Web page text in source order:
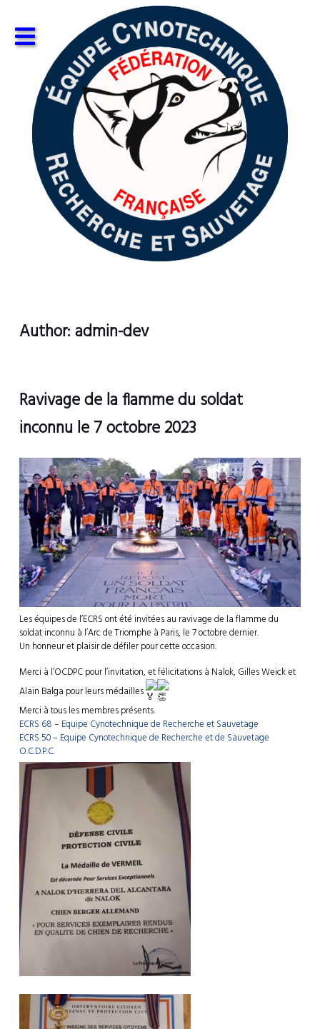
Author: admin-dev
Ravivage de la flamme du soldat
inconnu le 7 octobre 2023
Les équipes de l’ECRS ont été invitées au ravivage de la flamme du
soldat inconnu à l’Arc de Triomphe à Paris, le 7 octobre dernier.
Un honneur et plaisir de défiler pour cette occasion.
Merci à l’OCDPC pour l’invitation, et félicitations à Nalok, Gilles Weick et
Alain Balga pour leurs médailles
Merci à tous les membres présents.
ECRS 68 – Equipe Cynotechnique de Recherche et Sauvetage
ECRS 50 – Equipe Cynotechnique de Recherche et de Sauvetage
O.C.D.P.C.